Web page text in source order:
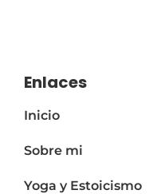
Enlaces
Inicio
Sobre mi
Yoga y Estoicismo